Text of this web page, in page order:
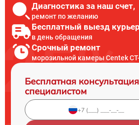
Диагностика за наш счет,
ремонт по желанию
Бесплатный выезд
в день обращения
Срочный ремонт
морозильной камеры Centek
Бесплатная
специалистом